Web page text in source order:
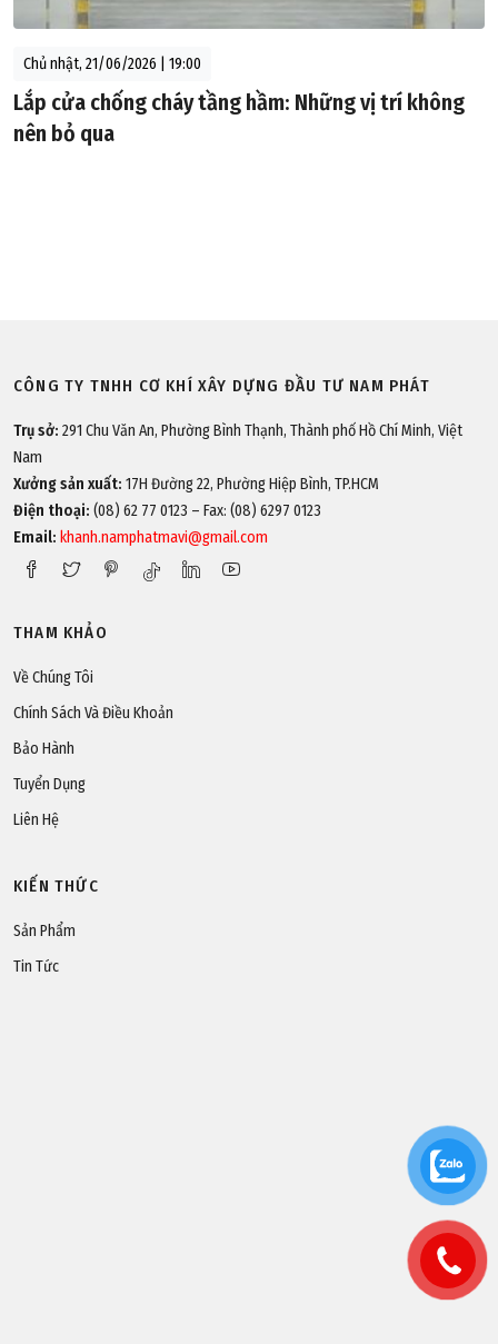
Chủ nhật, 21/06/2026 | 19:00
Lắp cửa chống cháy tầng hầm: Những vị trí không
nên bỏ qua
CÔNG TY TNHH CƠ KHÍ XÂY DỰNG ĐẦU TƯ NAM PHÁT
Trụ sở: 291 Chu Văn An, Phường Bình Thạnh, Thành phố Hồ Chí Minh, Việt
Nam
Xưởng sản xuất: 17H Đường 22, Phường Hiệp Bình, TP.HCM
Điện thoại: (08) 62 77 0123 – Fax: (08) 6297 0123
Email: khanh.namphatmavi@gmail.com
THAM KHẢO
Về Chúng Tôi
Chính Sách Và Điều Khoản
Bảo Hành
Tuyển Dụng
Liên Hệ
KIẾN THỨC
Sản Phẩm
Tin Tức